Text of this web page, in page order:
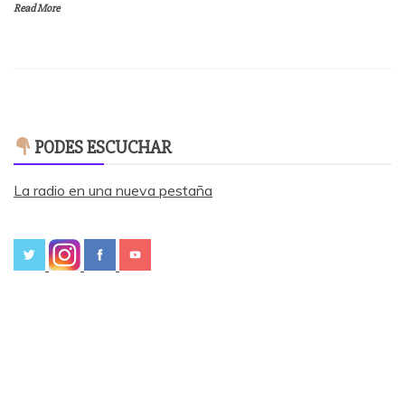
Read More
PODES ESCUCHAR
La radio en una nueva pestaña